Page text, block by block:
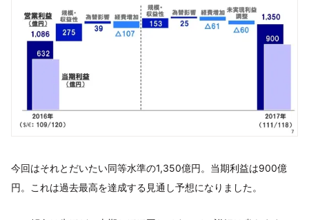
今回はそれとだいたい同等水準の1,350億円。当期利益は900億
円。これは過去最高を達成する見通し予想になりました。